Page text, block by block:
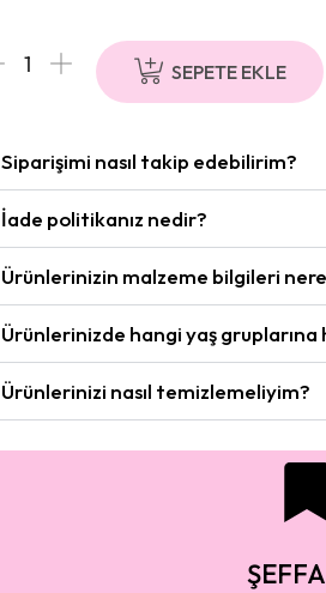
SEPETE EKLE
Siparişimi nasıl takip edebilirim?
İade politikanız nedir?
Ürünlerinizin malzeme bilgileri
Ürünlerinizde hangi yaş
Ürünlerinizi nasıl temizlemeliyim?